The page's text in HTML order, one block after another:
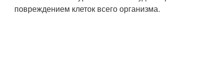
повреждением клеток всего организма.